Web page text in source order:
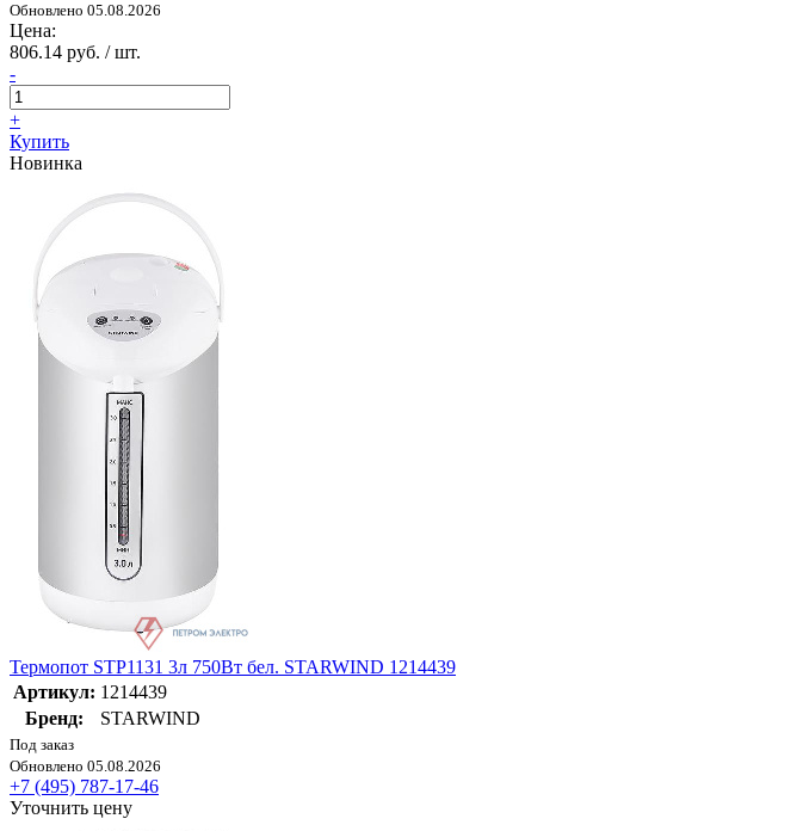
Обновлено 05.08.2026
Цена:
806.14 руб. / шт.
-
+
Купить
Новинка
Термопот STP1131 3л 750Вт бел. STARWIND 1214439
Артикул: 1214439
Бренд:
STARWIND
Под заказ
Обновлено 05.08.2026
+7 (495) 787-17-46
Уточнить цену